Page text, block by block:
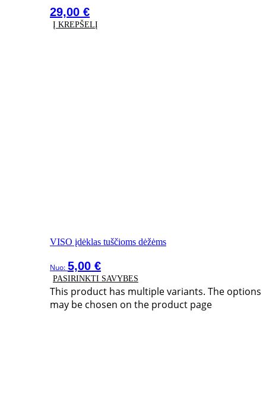
29,00 €
Į KREPŠELĮ
VISO įdėklas tuščioms dėžėms
Nuo: 5,00 €
PASIRINKTI SAVYBES
This product has multiple variants. The options
may be chosen on the product page